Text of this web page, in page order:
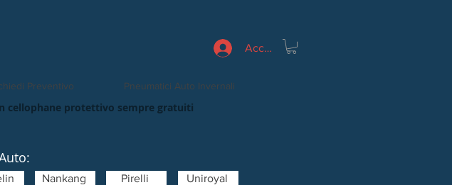
Accedi
Preventivo Pneumatici Auto Invernali
cellophane protettivo sempre gratuiti
Nankang Pirelli Uniroyal